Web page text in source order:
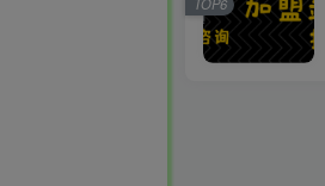
TOP6